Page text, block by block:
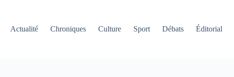
Actualité
Chroniques Culture Sport Débats Éditorial